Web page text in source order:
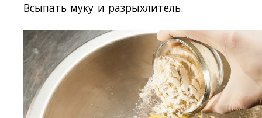
Всыпать муку и разрыхлитель.